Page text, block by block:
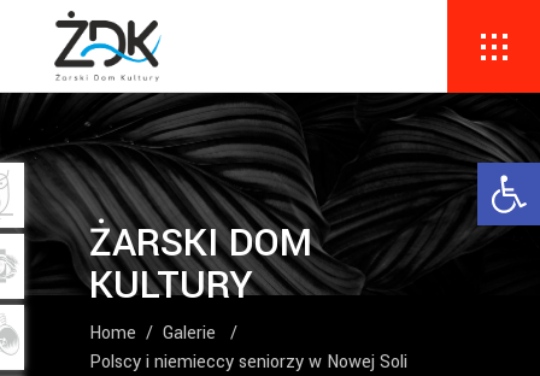
ŻARSKI DOM
KULTURY
Home / Galerie
/
Polscy i niemieccy seniorzy w Nowej Soli